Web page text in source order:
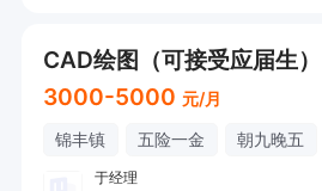
2.	Systematic professional
er development opportunities
专业系统化的培训与发展机会
3.	National statutory
CAD绘图（可接受应届生）
3000-5000 元/月
锦丰镇 五险一金 朝九晚五
于经理